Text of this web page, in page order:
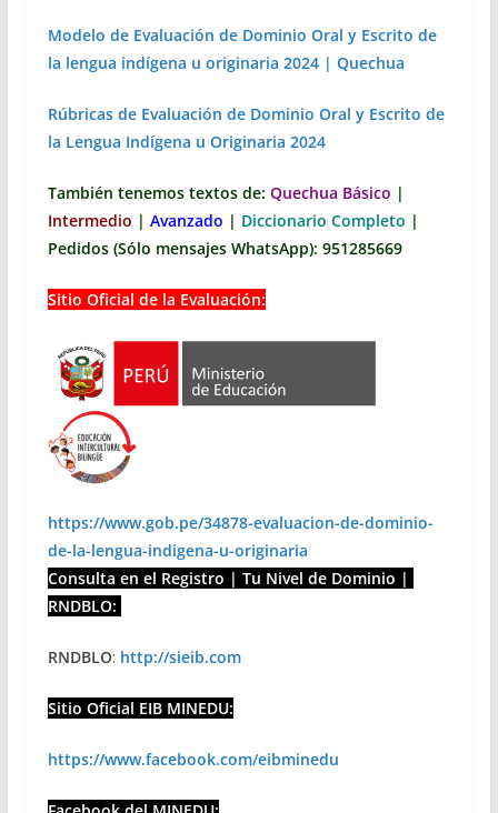
Modelo de Evaluación de Dominio Oral y Escrito de
la lengua indígena u originaria 2024 | Quechua
Rúbricas de Evaluación de Dominio Oral y Escrito de
la Lengua Indígena u Originaria 2024
También tenemos textos de: Quechua Básico |
Intermedio | Avanzado | Diccionario Completo |
Pedidos (Sólo mensajes WhatsApp): 951285669
Sitio Oficial de la Evaluación:
https://www.gob.pe/34878-evaluacion-de-dominio-
de-la-lengua-indigena-u-originaria
Consulta en el Registro | Tu Nivel de Dominio |
RNDBLO:
RNDBLO: http://sieib.com
Sitio Oficial EIB MINEDU:
https://www.facebook.com/eibminedu